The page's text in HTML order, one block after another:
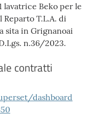
lavatrice Beko per le
Reparto T.L.A. di
sita in Grignanoai
n.36/2023.
contratti
dashboard